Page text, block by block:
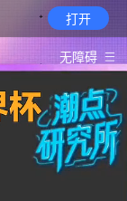
打开
无障碍